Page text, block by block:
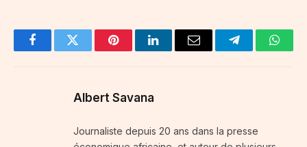
FacebookTwitter PinterestLinkedInEmail Telegram
Albert Savana
Journaliste depuis 20 ans dans la presse